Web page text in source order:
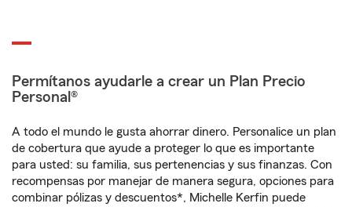
Permítanos ayudarle a crear un Plan Precio
Personal®
A todo el mundo le gusta ahorrar dinero. Personalice un plan
de cobertura que ayude a proteger lo que es importante
para usted: su familia, sus pertenencias y sus finanzas. Con
recompensas por manejar de manera segura, opciones para
combinar pólizas y descuentos*, Michelle Kerfin puede